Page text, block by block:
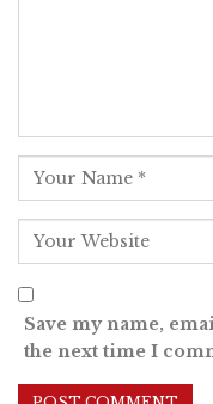
Save my name,
the next time I